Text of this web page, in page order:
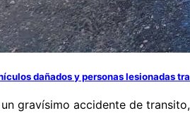
dañados y personas lesionadas
gravísimo accidente de